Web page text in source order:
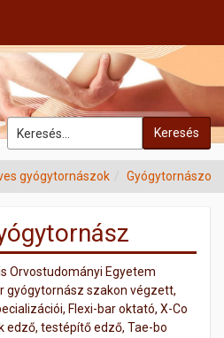
Keresés
gyógytornászok Gyógytornászok
Orvostudományi Egyetem
gyógytornász szakon végzett,
Flexi-bar oktató, X-Co
edző, testépítő edző, Tae-bo